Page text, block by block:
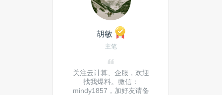
胡敏
主笔
关注云计算、企服，欢迎
找我爆料。微信：
mindy1857，加好友请备